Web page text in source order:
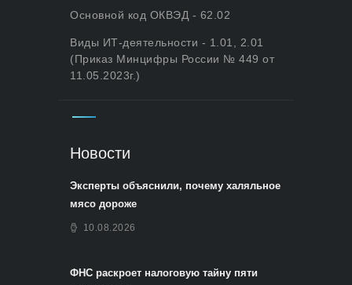
Основной код ОКВЭД - 62.02
Виды ИТ-деятельности - 1.01, 2.01
(Приказ Минцифры России № 449 от
11.05.2023г.)
Новости
Эксперты объяснили, почему халяльное
мясо дороже
10.08.2026
ФНС раскроет налоговую тайну пяти